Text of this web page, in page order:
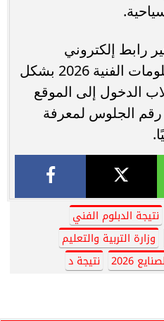
رابط إلكتروني
للاستعلام عن نتيجة الدبلومات الفنية 2026 بشكل
الدخول إلى الموقع
رقم الجلوس لمعرفة
نتيجة الدبلوم الفني
وزارة التربية والتعليم
2026 نتيجة د